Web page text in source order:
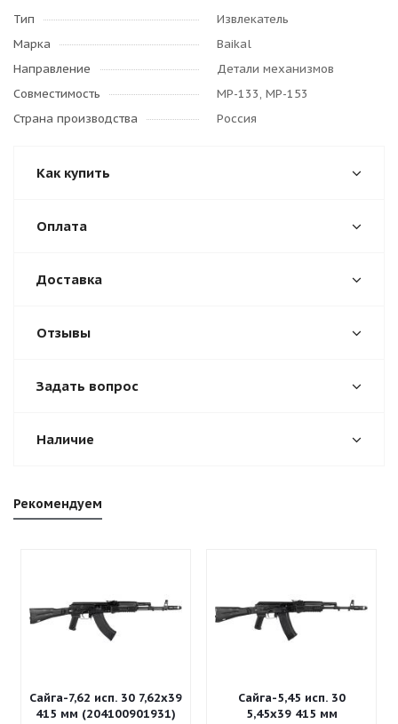
Тип
Извлекатель
Марка
Baikal
Направление
Детали механизмов
Совместимость
МР-133, МР-153
Страна производства
Россия
Как купить
Оплата
Доставка
Отзывы
Задать вопрос
Наличие
Рекомендуем
Сайга-7,62 исп. 30 7,62x39
415 мм (204100901931)
Сайга-5,45 исп. 30
5,45x39 415 мм